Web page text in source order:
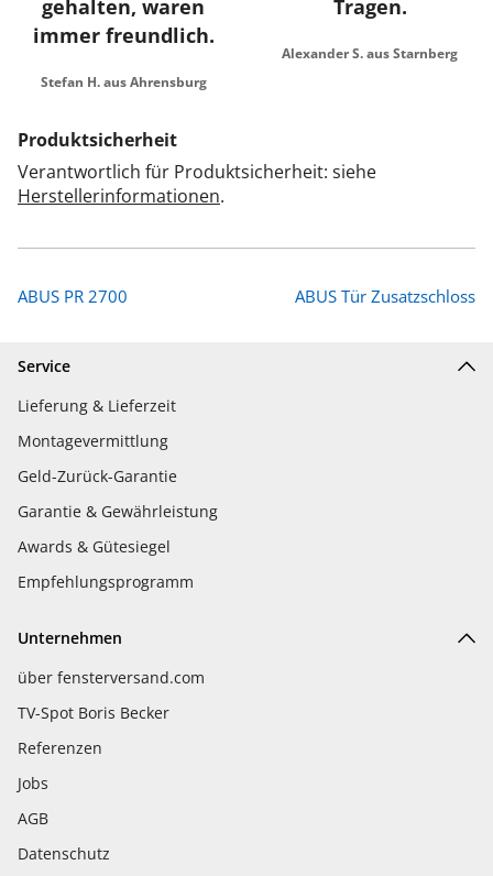
gehalten, waren
immer freundlich.
Stefan H. aus Ahrensburg
Tragen.
Alexander S. aus Starnberg
Produktsicherheit
Verantwortlich für Produktsicherheit: siehe
Herstellerinformationen.
ABUS PR 2700 ABUS Tür Zusatzschloss
Service
Lieferung & Lieferzeit
Montagevermittlung
Geld-Zurück-Garantie
Garantie & Gewährleistung
Awards & Gütesiegel
Empfehlungsprogramm
Unternehmen
über fensterversand.com
TV-Spot Boris Becker
Referenzen
Jobs
AGB
Datenschutz